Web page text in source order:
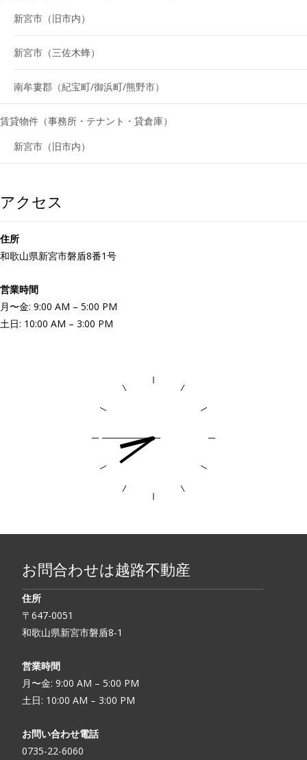
新宮市（旧市内）
新宮市（三佐木蜂）
南牟婁郡（紀宝町/御浜町/熊野市）
賃貸物件（事務所・テナント・貸倉庫）
新宮市（旧市内）
アクセス
住所
和歌山県新宮市磐盾8番1号
営業時間
月〜金: 9:00 AM – 5:00 PM
土日: 10:00 AM – 3:00 PM
お問合わせは越路不動産
住所
〒647-0051
和歌山県新宮市磐盾8-1
営業時間
月〜金: 9:00 AM – 5:00 PM
土日: 10:00 AM – 3:00 PM
お問い合わせ電話
0735-22-6060